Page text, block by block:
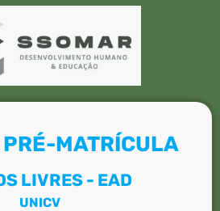
MATRÍCULA
LIVRES - EAD
UNICV